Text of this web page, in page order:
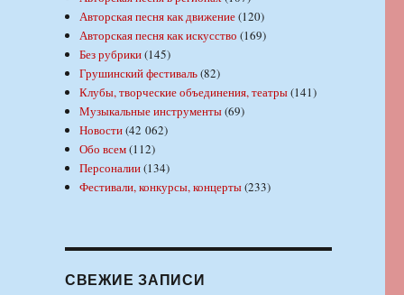
Авторская песня как движение(120)
Авторская песня как искусство (169)
Без рубрики(145)
Грушинский фестиваль(82)
Клубы, творческие объединения, театры(141)
Музыкальные инструменты(69)
Новости(42 062)
Обо всем(112)
Персоналии(134)
Фестивали, конкурсы, концерты(233)
СВЕЖИЕ ЗАПИСИ